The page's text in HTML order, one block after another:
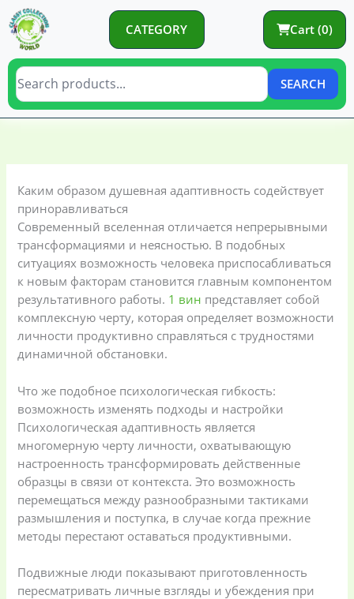
CATEGORY Cart (0)
SEARCH
Skip
to
content
e
g
o
r
y
e
g
o
r
i
e
s
Каким образом душевная адаптивность содействует
приноравливаться
Современный вселенная отличается непрерывными
трансформациями и неясностью. В подобных
ситуациях возможность человека приспосабливаться
к новым факторам становится главным компонентом
результативного работы. 1 вин представляет собой
комплексную черту, которая определяет возможности
личности продуктивно справляться с трудностями
динамичной обстановки.
Что же подобное психологическая гибкость:
возможность изменять подходы и настройки
Психологическая адаптивность является
многомерную черту личности, охватывающую
настроенность трансформировать действенные
образцы в связи от контекста. Это возможность
перемещаться между разнообразными тактиками
размышления и поступка, в случае когда прежние
методы перестают оставаться продуктивными.
Подвижные люди показывают приготовленность
пересматривать личные взгляды и убеждения при